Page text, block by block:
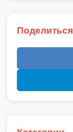
Поделиться